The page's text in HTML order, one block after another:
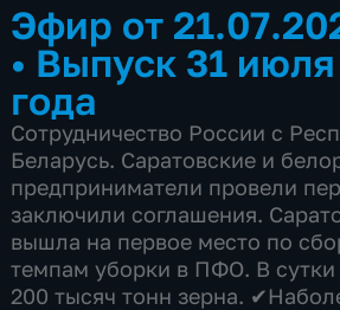
места в своих
номинациях
следующий
Эфир от
• Выпуск 31
года
Сотрудничество России с
Беларусь. Саратовские и
предприниматели провели
заключили соглашения.
вышла на первое место по
темпам уборки в ПФО. В
200 тысяч тонн зерна.